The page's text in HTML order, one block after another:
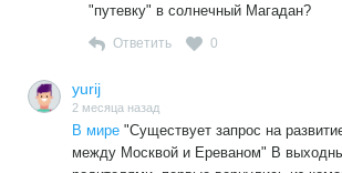
"путевку" в солнечный Магадан?
Ответить 0
yurij
2 месяца назад
В мире "Существует запрос на
между Москвой и Ереваном" В